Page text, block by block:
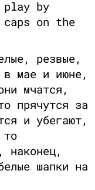
by
on the
резвые,
в мае и июне,
мчатся,
прячутся за
и убегают,
то
наконец,
шапки на